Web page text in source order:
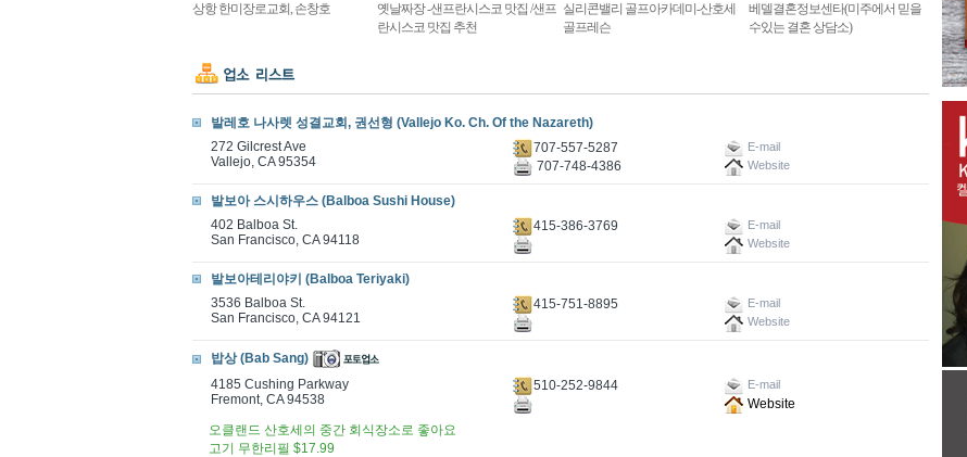
상항 한미장로교회, 손창호
옛날짜장 -샌프란시스코 맛집 /샌프
란시스코 맛집 추천
실리콘밸리 골프아카데미-산호세
골프레슨
베델결혼정보센타(미주에서 믿을
수있는 결혼 상담소)
발레호 나사렛 성결교회, 권선형 (Vallejo Ko. Ch. Of the Nazareth)
272 Gilcrest Ave
Vallejo, CA 95354
707-557-5287 E-mail
707-748-4386 Website
발보아 스시하우스 (Balboa Sushi House)
402 Balboa St.
San Francisco, CA 94118
415-386-3769
E-mail
Website
발보아테리야키 (Balboa Teriyaki)
3536 Balboa St.
San Francisco, CA 94121
415-751-8895
E-mail
Website
밥상 (Bab Sang)
4185 Cushing Parkway
Fremont, CA 94538
510-252-9844 E-mail
Website
오클랜드 산호세의 중간 회식장소로 좋아요
고기 무한리필 $17.99